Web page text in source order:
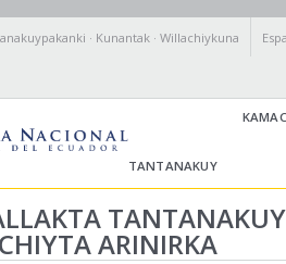
· Kunantak ·Willachiykuna
TANTANAKUY
ARINIRKA